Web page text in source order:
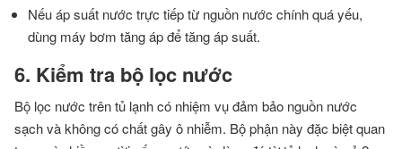
Nếu áp suất nước trực tiếp từ nguồn nước chính quá yếu,
dùng máy bơm tăng áp để tăng áp suất.
6. Kiểm tra bộ lọc nước
Bộ lọc nước trên tủ lạnh có nhiệm vụ đảm bảo nguồn nước
sạch và không có chất gây ô nhiễm. Bộ phận này đặc biệt quan